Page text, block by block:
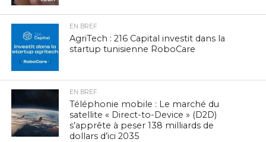
EN BREF
AgriTech : 216 Capital investit dans la
startup tunisienne RoboCare
EN BREF
Téléphonie mobile : Le marché du
satellite « Direct-to-Device » (D2D)
s’apprête à peser 138 milliards de
dollars d’ici 2035